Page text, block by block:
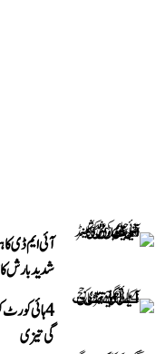
آئی ایم ڈی
شدید بارش
گی تیزی